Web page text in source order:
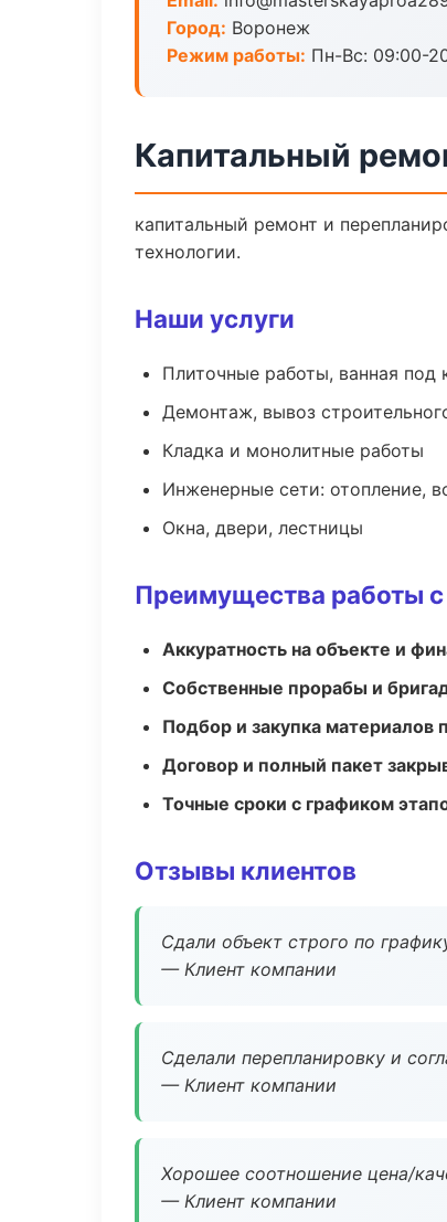
Город: Воронеж
Режим работы: Пн-Вс: 09:00-
Капитальный
капитальный ремонт и
технологии.
Наши услуги
Плиточные работы, ванная под
Демонтаж, вывоз
Кладка и монолитные работы
Инженерные сети: отопление,
Окна, двери, лестницы
Преимущества работы
Аккуратность на объекте и
Собственные прорабы и
Подбор и закупка материалов
Договор и полный пакет
Точные сроки с графиком
Отзывы клиентов
Сдали объект строго по
— Клиент компании
Сделали перепланировку и
— Клиент компании
Хорошее соотношение цена/
— Клиент компании